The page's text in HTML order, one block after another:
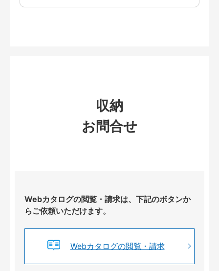
収納
お問合せ
Webカタログの閲覧・請求は、下記のボタンか
らご依頼いただけます。
Webカタログの閲覧・請求